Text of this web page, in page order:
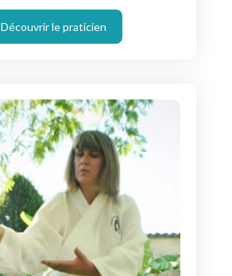
Découvrir le praticien